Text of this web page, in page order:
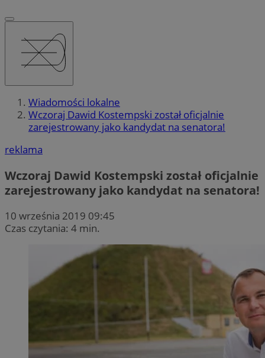
Wiadomości lokalne
Wczoraj Dawid Kostempski został oficjalnie
zarejestrowany jako kandydat na senatora!
reklama
Wczoraj Dawid Kostempski został oficjalnie
zarejestrowany jako kandydat na senatora!
10 września 2019 09:45
Czas czytania: 4 min.